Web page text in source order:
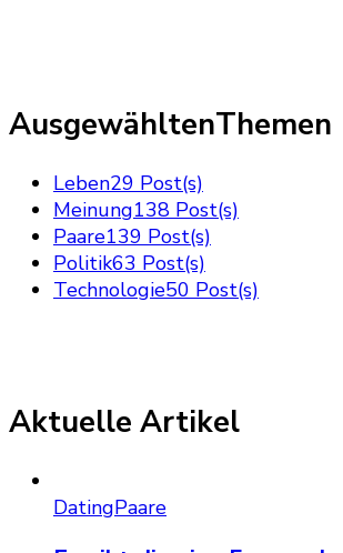
AusgewähltenThemen
Leben29 Post(s)
Meinung138 Post(s)
Paare139 Post(s)
Politik63 Post(s)
Technologie50 Post(s)
Aktuelle Artikel
DatingPaare